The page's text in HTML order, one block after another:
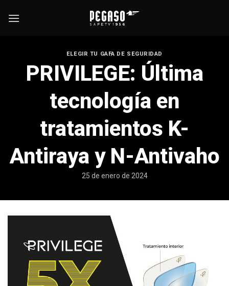
ELEGIR TU GAFA DE SEGURIDAD
PRIVILEGE: Última
tecnología en
tratamientos K-
Antiraya y N-Antivaho
25 de enero de 2024